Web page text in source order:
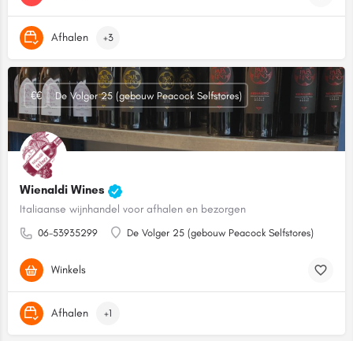
Afhalen +3
Wienaldi Wines
Italiaanse wijnhandel voor afhalen en bezorgen
06-53935299 De Volger 25 (gebouw Peacock Selfstores)
€€ De Volger 25 (gebouw Peacock Selfstores)
Winkels
Afhalen +1